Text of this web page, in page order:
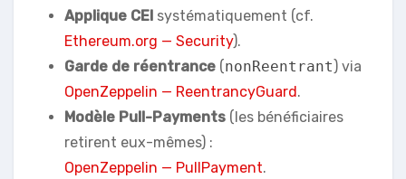
Applique CEI systématiquement (cf.
Ethereum.org — Security).
Garde de réentrance (nonReentrant) via
OpenZeppelin — ReentrancyGuard.
Modèle Pull-Payments (les bénéficiaires
retirent eux-mêmes) :
OpenZeppelin — PullPayment.